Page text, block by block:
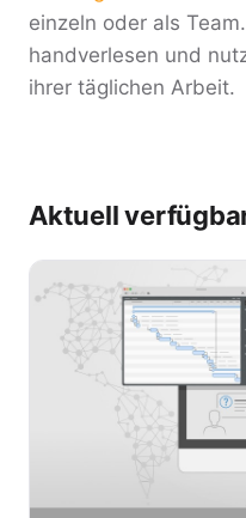
einzeln oder als
handverlesen und
ihrer täglichen Arbeit.
Aktuell